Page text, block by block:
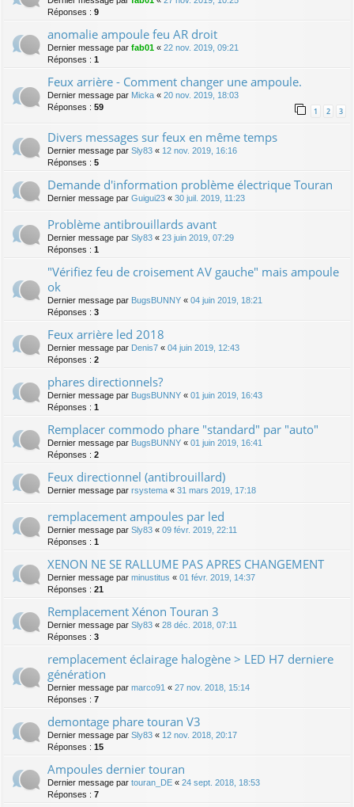
Réponses : 9
anomalie ampoule feu AR droit
Dernier message par fab01 « 22 nov. 2019, 09:21
Réponses : 1
Feux arrière - Comment changer une ampoule.
Dernier message par Micka « 20 nov. 2019, 18:03
Réponses : 59 1 2 3
Divers messages sur feux en même temps
Dernier message par Sly83 « 12 nov. 2019, 16:16
Réponses : 5
Demande d'information problème électrique Touran
Dernier message par Guigui23 « 30 juil. 2019, 11:23
Problème antibrouillards avant
Dernier message par Sly83 « 23 juin 2019, 07:29
Réponses : 1
"Vérifiez feu de croisement AV gauche" mais ampoule
ok
Dernier message par BugsBUNNY « 04 juin 2019, 18:21
Réponses : 3
Feux arrière led 2018
Dernier message par Denis7 « 04 juin 2019, 12:43
Réponses : 2
phares directionnels?
Dernier message par BugsBUNNY « 01 juin 2019, 16:43
Réponses : 1
Remplacer commodo phare "standard" par "auto"
Dernier message par BugsBUNNY « 01 juin 2019, 16:41
Réponses : 2
Feux directionnel (antibrouillard)
Dernier message par rsystema « 31 mars 2019, 17:18
remplacement ampoules par led
Dernier message par Sly83 « 09 févr. 2019, 22:11
Réponses : 1
XENON NE SE RALLUME PAS APRES CHANGEMENT
Dernier message par minustitus « 01 févr. 2019, 14:37
Réponses : 21
Remplacement Xénon Touran 3
Dernier message par Sly83 « 28 déc. 2018, 07:11
Réponses : 3
remplacement éclairage halogène > LED H7 derniere
génération
Dernier message par marco91 « 27 nov. 2018, 15:14
Réponses : 7
demontage phare touran V3
Dernier message par Sly83 « 12 nov. 2018, 20:17
Réponses : 15
Ampoules dernier touran
Dernier message par touran_DE « 24 sept. 2018, 18:53
Réponses : 7